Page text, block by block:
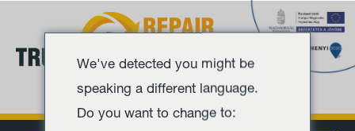
tartalomra
Menu
We've detected you might be
speaking a different language.
Do you want to change to: